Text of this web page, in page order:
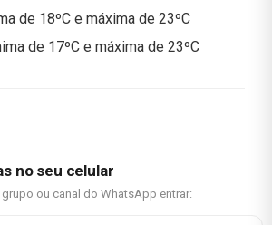
de 18ºC e máxima de 23ºC
de 17ºC e máxima de 23ºC
no seu celular
ou canal do WhatsApp entrar: